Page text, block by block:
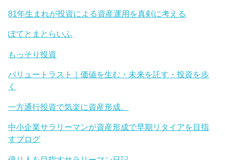
81年生まれが投資による資産運用を真剣に考える
ぽてとまとらいふ
もっそり投資
バリュートラスト｜価値を生む・未来を託す・投資を歩
く
一方通行投資で気楽に資産形成。
中小企業サラリーマンが資産形成で早期リタイアを目指
すブログ